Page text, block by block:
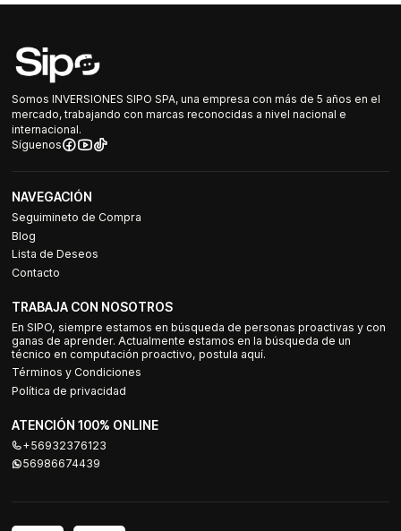
Somos INVERSIONES SIPO SPA, una empresa con más de 5 años en el
mercado, trabajando con marcas reconocidas a nivel nacional e
internacional.
Síguenos
NAVEGACIÓN
Seguimineto de Compra
Blog
Lista de Deseos
Contacto
TRABAJA CON NOSOTROS
En SIPO, siempre estamos en búsqueda de personas proactivas y con
ganas de aprender. Actualmente estamos en la búsqueda de un
técnico en computación proactivo, postula aquí.
Términos y Condiciones
Política de privacidad
ATENCIÓN 100% ONLINE
+56932376123
56986674439